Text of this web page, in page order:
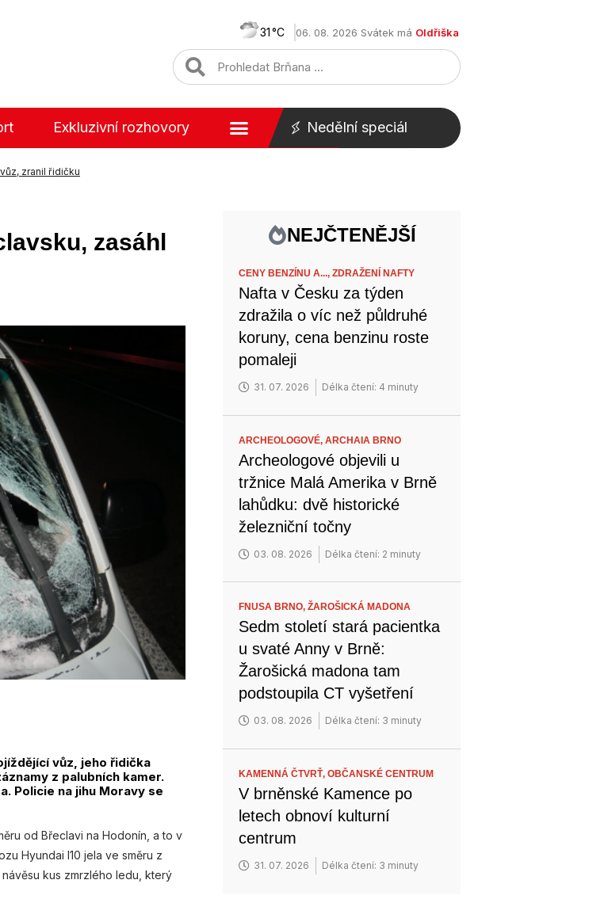
31 06. 08. 2026 Svátek má Oldřiška
Exkluzivní rozhovory Nedělní speciál
zranil řidičku
zasáhl
vůz, jeho řidička
z palubních kamer.
Policie na jihu Moravy se
od Břeclavi na Hodonín, a to v
Hyundai I10 jela ve směru z
kus zmrzlého ledu, který
NEJČTENĚJŠÍ
CENY BENZÍNU A...,ZDRAŽENÍ NAFTY
Nafta v Česku za týden
zdražila o víc než půldruhé
koruny, cena benzinu roste
pomaleji
31. 07. 2026 Délka čtení: 4 minuty
ARCHEOLOGOVÉ,ARCHAIA BRNO
Archeologové objevili u
tržnice Malá Amerika v Brně
lahůdku: dvě historické
železniční točny
03. 08. 2026 Délka čtení: 2 minuty
FNUSA BRNO,ŽAROŠICKÁ MADONA
Sedm století stará pacientka
u svaté Anny v Brně:
Žarošická madona tam
podstoupila CT vyšetření
03. 08. 2026 Délka čtení: 3 minuty
KAMENNÁ ČTVRŤ,OBČANSKÉ CENTRUM
V brněnské Kamence po
letech obnoví kulturní
centrum
31. 07. 2026 Délka čtení: 3 minuty